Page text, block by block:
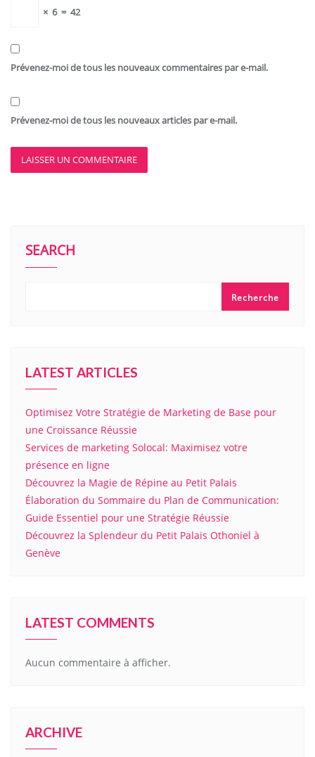
× 6 = 42
Prévenez-moi de tous les nouveaux commentaires par e-mail.
Prévenez-moi de tous les nouveaux articles par e-mail.
SEARCH
Recherche
LATEST ARTICLES
Optimisez Votre Stratégie de Marketing de Base pour
une Croissance Réussie
Services de marketing Solocal: Maximisez votre
présence en ligne
Découvrez la Magie de Répine au Petit Palais
Élaboration du Sommaire du Plan de Communication:
Guide Essentiel pour une Stratégie Réussie
Découvrez la Splendeur du Petit Palais Othoniel à
Genève
LATEST COMMENTS
Aucun commentaire à afficher.
ARCHIVE